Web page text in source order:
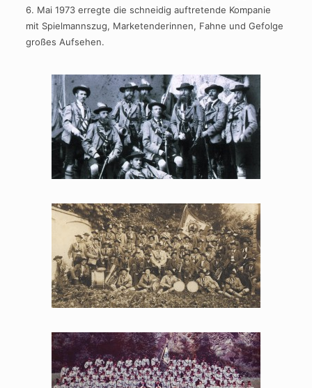
6. Mai 1973 erregte die schneidig auftretende Kompanie
mit Spielmannszug, Marketenderinnen, Fahne und Gefolge
großes Aufsehen.